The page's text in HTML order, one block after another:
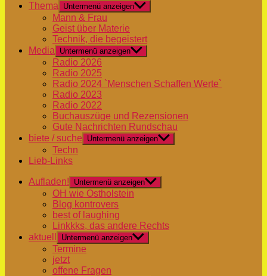
Thema
Untermenü anzeigen
Mann & Frau
Geist über Materie
Technik, die begeistert
Media
Untermenü anzeigen
Radio 2026
Radio 2025
Radio 2024 `Menschen Schaffen Werte`
Radio 2023
Radio 2022
Buchauszüge und Rezensionen
Gute Nachrichten Rundschau
biete / suche
Untermenü anzeigen
Techn
Lieb-Links
Aufladen! Untermenü anzeigen
OH wie Ostholstein
Blog kontrovers
best of laughing
Linkkks, das andere Rechts
aktuell
Untermenü anzeigen
Termine
jetzt
offene Fragen